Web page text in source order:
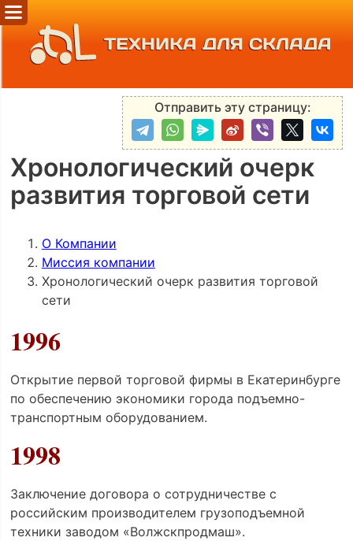
ТЕХНИКА ДЛЯ СКЛАДА
Отправить эту страницу:
Хронологический очерк
развития торговой сети
О Компании
Миссия компании
Хронологический очерк развития торговой
сети
1996
Открытие первой торговой фирмы в Екатеринбурге
по обеспечению экономики города подъемно-
транспортным оборудованием.
1998
Заключение договора о сотрудничестве с
российским производителем грузоподъемной
техники заводом «Волжскпродмаш».